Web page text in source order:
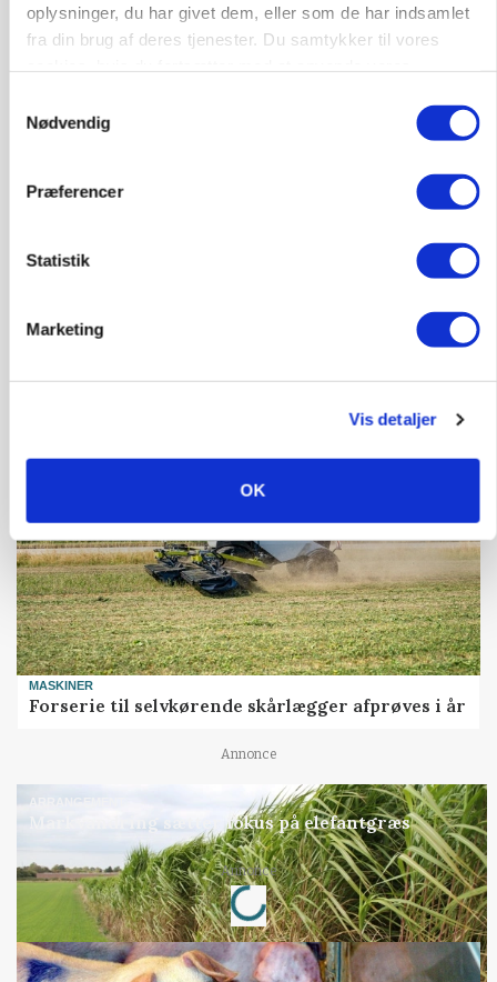
oplysninger, du har givet dem, eller som de har indsamlet
fra din brug af deres tjenester. Du samtykker til vores
Nødvendig
Præferencer
Statistik
Marketing
Vis detaljer
OK
På døgnvagt i høsten
Annonce
MASKINER
Forserie til selvkørende skårlægger afprøves i år
Annonce
ARRANGEMENT
Markvandring sætter fokus på elefantgræs
Annonce
Loading...